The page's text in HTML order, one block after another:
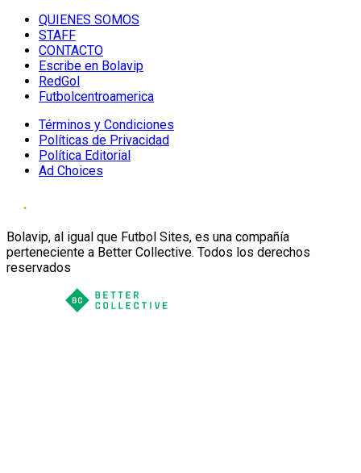
QUIENES SOMOS
STAFF
CONTACTO
Escribe en Bolavip
RedGol
Futbolcentroamerica
Términos y Condiciones
Políticas de Privacidad
Política Editorial
Ad Choices
Bolavip, al igual que Futbol Sites, es una compañía
perteneciente a Better Collective. Todos los derechos
reservados